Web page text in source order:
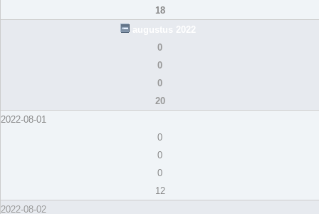
18
augustus 2022
0
0
0
20
2022-08-01
0
0
0
12
2022-08-02